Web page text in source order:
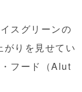
スグリーンの
りを見せてい
フード（Alut